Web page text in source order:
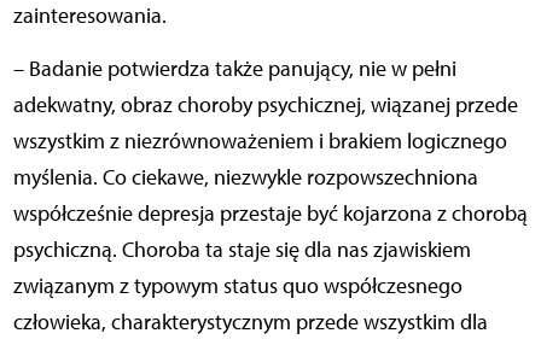
zainteresowania.
– Badanie potwierdza także panujący, nie w pełni
adekwatny, obraz choroby psychicznej, wiązanej przede
wszystkim z niezrównoważeniem i brakiem logicznego
myślenia. Co ciekawe, niezwyklerozpowszechniona
współcześnie depresja przestaje być kojarzona z chorobą
psychiczną. Choroba ta staje się dla nas zjawiskiem
związanym z typowym status quo współczesnego
człowieka, charakterystycznym przede wszystkim dla